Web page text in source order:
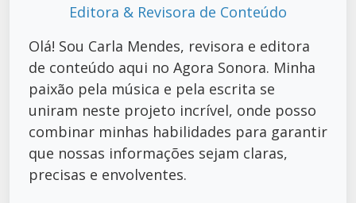
Editora & Revisora de Conteúdo
Olá! Sou Carla Mendes, revisora e editora
de conteúdo aqui no Agora Sonora. Minha
paixão pela música e pela escrita se
uniram neste projeto incrível, onde posso
combinar minhas habilidades para garantir
que nossas informações sejam claras,
precisas e envolventes.